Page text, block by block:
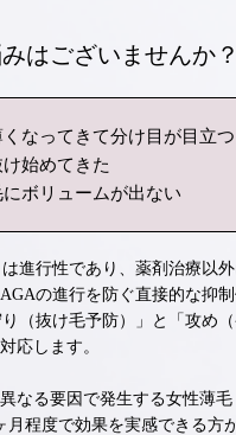
はございませんか？
なってきて分け目が目立つ
始めてきた
ボリュームが出ない
進行性であり、薬剤治療以
の進行を防ぐ直接的な抑
（抜け毛予防）」と「攻め
応します。
なる要因で発生する女性薄
月程度で効果を実感できる方